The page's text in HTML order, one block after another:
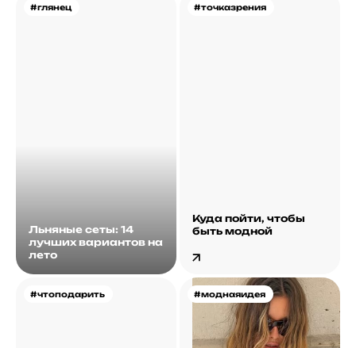
#глянец
Льняные сеты: 14
лучших вариантов на
лето
#точказрения
Куда пойти, чтобы
быть модной
#чтоподарить #моднаяидея